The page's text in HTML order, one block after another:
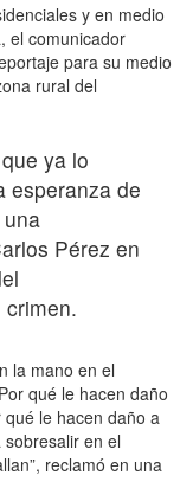
y en medio
el comunicador
para su medio
rural del
ya lo
esperanza de
Pérez en
la mano en el
qué le hacen daño
le hacen daño a
en el
reclamó en una